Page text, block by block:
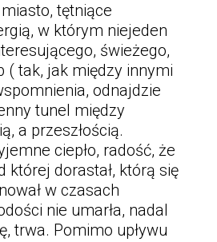
tętniące
w którym niejeden
świeżego,
( tak, jak między innymi
odnajdzie
tunel między
a przeszłością.
ciepło, radość, że
której dorastał, którą się
w czasach
nie umarła, nadal
trwa. Pomimo upływu